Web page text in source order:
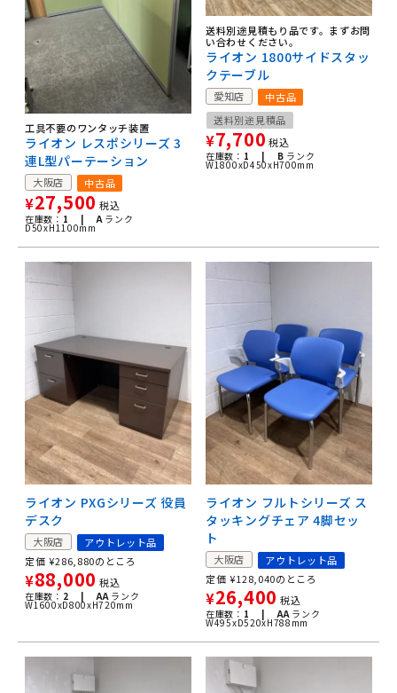
工具不要のワンタッチ装置
ライオン レスポシリーズ 3
連L型パーテーション
大阪店 中古品
¥27,500 税込
在庫数： 1 | Aランク
D50xH1100mm
送料別途見積もり品です。まずお問
い合わせください。
ライオン 1800サイドスタッ
クテーブル
愛知店
中古品
送料別途見積品
¥7,700 税込
在庫数： 1 | B ランク
W1800xD450xH700mm
ライオン PXGシリーズ 役員
デスク
大阪店
アウトレット品
定価 ¥286,880のところ
¥88,000 税込
在庫数： 2 | AAランク
W1600xD800xH720mm
ライオン フルトシリーズ ス
タッキングチェア 4脚セッ
ト
大阪店
アウトレット品
定価 ¥128,040のところ
¥26,400 税込
在庫数： 1 | AAランク
W495xD520xH788mm